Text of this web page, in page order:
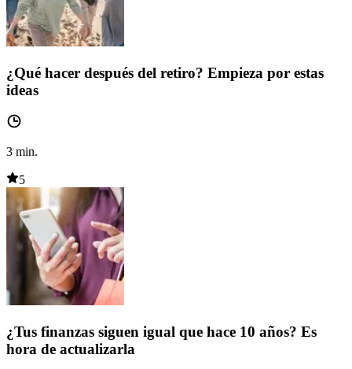
¿Qué hacer después del retiro? Empieza por estas
ideas
3 min.
5
¿Tus finanzas siguen igual que hace 10 años? Es
hora de actualizarla